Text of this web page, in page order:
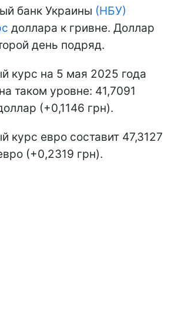
банк Украины (НБУ)
доллара к гривне. Доллар
день подряд.
курс на 5 мая 2025 года
таком уровне: 41,7091
(+0,1146 грн).
курс евро составит 47,3127
(+0,2319 грн).